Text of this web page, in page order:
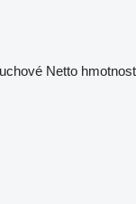
Netto hmotnost